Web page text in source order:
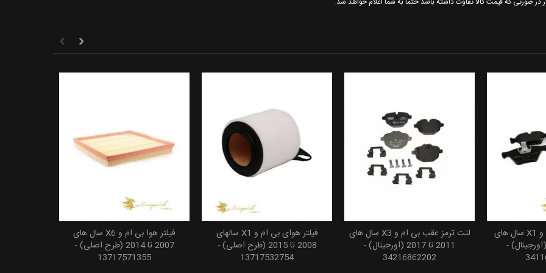
افزودن به سبد خریدفیلتر هوا بی ام و X6 سال های
2007 تا 2014 (طرح اصلی) -
13717571355
افزودن به سبد خریدفیلتر هوای بی ام و X1 سالهای
2008 تا 2015 (طرح اصلی) -
13717532754
افزودن به سبد خریدلنت ترمز عقب بی ام و X3 سال های
2011 تا 2017 (اورجینال) -
34216862202
سبد خریدلنت ترمز جلو بی ام و X1 سال های
2008 تا 2015 (اورجینال) -